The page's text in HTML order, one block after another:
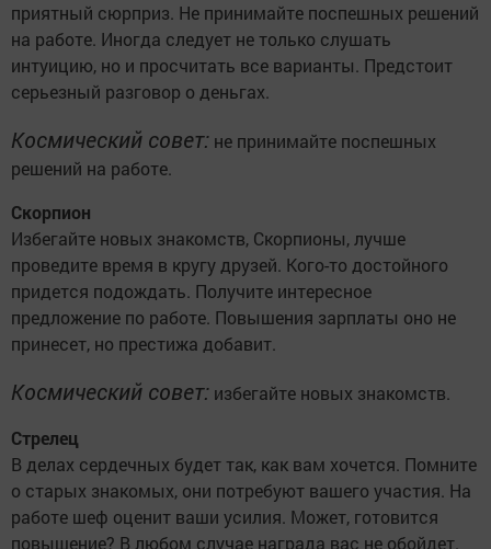
приятный сюрприз. Не принимайте поспешных решений
на работе. Иногда следует не только слушать
интуицию, но и просчитать все варианты. Предстоит
серьезный разговор о деньгах.
Космический совет: не принимайте поспешных
решений на работе.
Скорпион
Избегайте новых знакомств, Скорпионы, лучше
проведите время в кругу друзей. Кого-то достойного
придется подождать. Получите интересное
предложение по работе. Повышения зарплаты оно не
принесет, но престижа добавит.
Космический совет: избегайте новых знакомств.
Стрелец
В делах сердечных будет так, как вам хочется. Помните
о старых знакомых, они потребуют вашего участия. На
работе шеф оценит ваши усилия. Может, готовится
повышение? В любом случае награда вас не обойдет.